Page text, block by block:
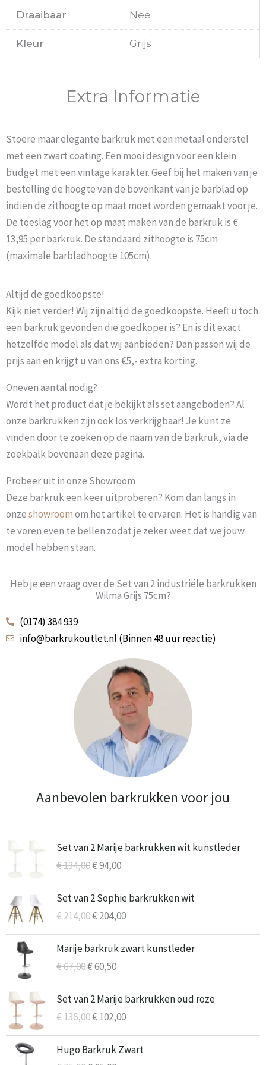
Draaibaar Nee
Kleur Grijs
Extra Informatie
Stoere maar elegante barkruk met een metaal onderstel
met een zwart coating. Een mooi design voor een klein
budget met een vintage karakter. Geef bij het maken van je
bestelling de hoogte van de bovenkant van je barblad op
indien de zithoogte op maat moet worden gemaakt voor je.
De toeslag voor het op maat maken van de barkruk is €
13,95 per barkruk. De standaard zithoogte is 75cm
(maximale barbladhoogte 105cm).
Altijd de goedkoopste!
Kijk niet verder! Wij zijn altijd de goedkoopste. Heeft u toch
een barkruk gevonden die goedkoper is? En is dit exact
hetzelfde model als dat wij aanbieden? Dan passen wij de
prijs aan en krijgt u van ons €5,- extra korting.
Oneven aantal nodig?
Wordt het product dat je bekijkt als set aangeboden? Al
onze barkrukken zijn ook los verkrijgbaar! Je kunt ze
vinden door te zoeken op de naam van de barkruk, via de
zoekbalk bovenaan deze pagina.
Probeer uit in onze Showroom
Deze barkruk een keer uitproberen? Kom dan langs in
onzeshowroomom het artikel te ervaren. Het is handig van
te voren even te bellen zodat je zeker weet dat we jouw
model hebben staan.
Heb je een vraag over de Set van 2 industriële barkrukken
Wilma Grijs 75cm?
(0174) 384 939
info@barkrukoutlet.nl (Binnen 48 uur reactie)
Aanbevolen barkrukken voor jou
Set van 2 Marije barkrukken wit kunstleder
€134,00
Oorspronkelijke
prijs
was:
€ 134,00.
€94,00
Huidige
prijs
is:
€ 94,00.
Set van 2 Sophie barkrukken wit
€214,00
Oorspronkelijke
prijs
was:
€ 214,00.
€204,00
Huidige
prijs
is:
€ 204,00.
Marije barkruk zwart kunstleder
€67,00
Oorspronkelijke
prijs
was:
€ 67,00.
€60,50
Huidige
prijs
is:
€ 60,50.
Set van 2 Marije barkrukken oud roze
€136,00
Oorspronkelijke
prijs
was:
€ 136,00.
€102,00
Huidige
prijs
is:
€ 102,00.
Hugo Barkruk Zwart
Oorspronkelijke
prijs
Huidige
prijs